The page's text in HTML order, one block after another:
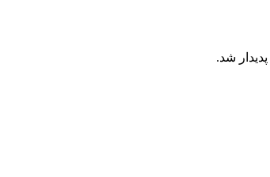
پدیدار شد.